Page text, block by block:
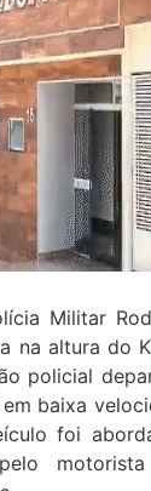
Militar
na altura do
policial
baixa
foi